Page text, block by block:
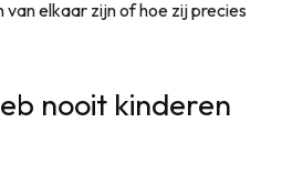
van elkaar zijn of hoe zij precies
nooit kinderen